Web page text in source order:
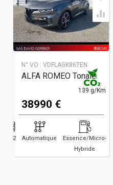
N° VO : VDFLAGK867EN
ALFA ROMEO Tonale
139 g/Km
38990 €
2022 Automatique
Essence/Micro-
Hybride